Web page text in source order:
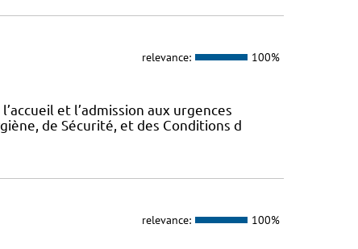
relevance: 100%
et l’admission aux urgences
de Sécurité, et des Conditions d
relevance: 100%